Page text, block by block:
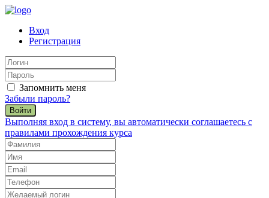
Вход
Регистрация
Запомнить меня
Забыли пароль?
Войти
Выполняя вход в систему, вы автоматически соглашаетесь с
правилами прохождения курса